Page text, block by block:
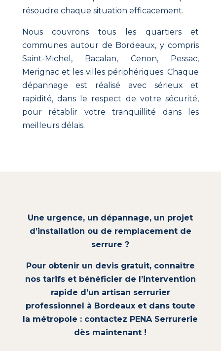
résoudre chaque situation efficacement.
Nous couvrons tous les quartiers et
communes autour de Bordeaux, y compris
Saint-Michel, Bacalan, Cenon, Pessac,
Merignac et les villes périphériques. Chaque
dépannage est réalisé avec sérieux et
rapidité, dans le respect de votre sécurité,
pour rétablir votre tranquillité dans les
meilleurs délais.
Une urgence, un dépannage, un projet
d’installation ou de remplacement de
serrure ?
Pour obtenir un devis gratuit, connaître
nos tarifs et bénéficier de l’intervention
rapide d’un artisan serrurier
professionnel à Bordeaux et dans toute
la métropole : contactez PENA Serrurerie
dès maintenant !